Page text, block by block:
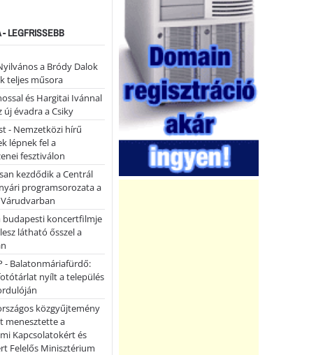
- LEGFRISSEBB
a Bródy Dalok
teljes műsora
és Hargitai Ivánnal
új évadra a Csiky
- Nemzetközi hírű
lépnek fel a
fesztiválon
kezdődik a Centrál
programsorozata a
budapesti koncertfilmje
látható ősszel a
- Balatonmáriafürdő:
nyílt a település
közgyűjtemény
menesztette a
Kapcsolatokért és
Felelős Minisztérium